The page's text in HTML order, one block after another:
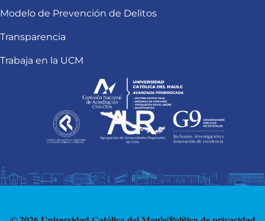
Modelo de Prevención de Delitos
Transparencia
Trabaja en la UCM